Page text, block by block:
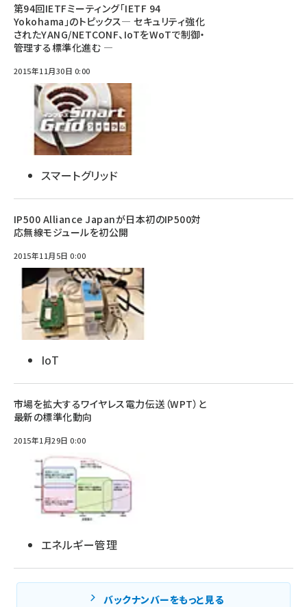
第94回IETFミーティング「IETF 94
Yokohama」のトピックス― セキュリティ強化
されたYANG/NETCONF、IoTをWoTで制御・
管理する標準化進む ―
2015年11月30日 0:00
スマートグリッド
IP500 Alliance Japanが日本初のIP500対
応無線モジュールを初公開
2015年11月5日 0:00
IoT
市場を拡大するワイヤレス電力伝送（WPT）と
最新の標準化動向
2015年1月29日 0:00
エネルギー管理
バックナンバーをもっと見る